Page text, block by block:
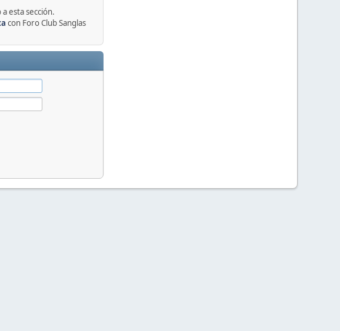
esta sección.
con Foro Club Sanglas